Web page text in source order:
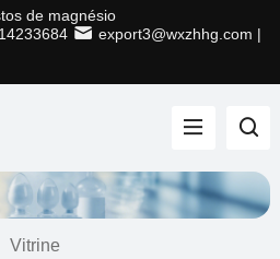
de magnésio
export3@wxzhhg.com |
Vitrine